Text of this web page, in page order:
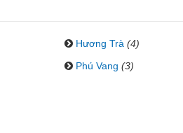
Hương Trà (4)
Phú Vang (3)